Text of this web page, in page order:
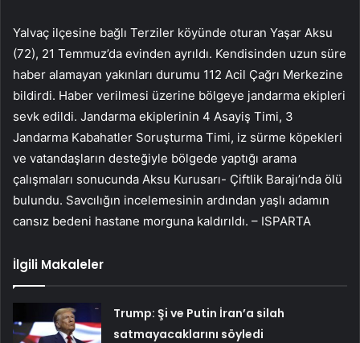
Yalvaç ilçesine bağlı Terziler köyünde oturan Yaşar Aksu
(72), 21 Temmuz’da evinden ayrıldı. Kendisinden uzun süre
haber alamayan yakınları durumu 112 Acil Çağrı Merkezine
bildirdi. Haber verilmesi üzerine bölgeye jandarma ekipleri
sevk edildi. Jandarma ekiplerinin 4 Asayiş Timi, 3
Jandarma Kabahatler Soruşturma Timi, iz sürme köpekleri
ve vatandaşların desteğiyle bölgede yaptığı arama
çalışmaları sonucunda Aksu Kurusarı- Çiftlik Barajı’nda ölü
bulundu. Savcılığın incelemesinin ardından yaşlı adamın
cansız bedeni hastane morguna kaldırıldı. – ISPARTA
İlgili Makaleler
Trump: Şi ve Putin İran’a silah
satmayacaklarını söyledi